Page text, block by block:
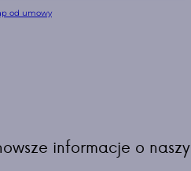
od umowy
informacje o